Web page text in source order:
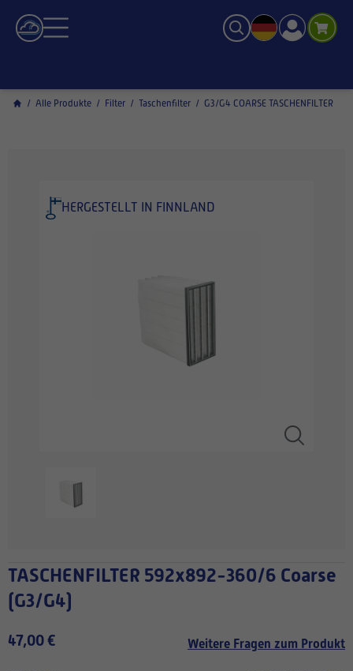
/ Alle Produkte / Filter / Taschenfilter / G3/G4 COARSE TASCHENFILTER
HERGESTELLT IN FINNLAND
TASCHENFILTER 592x892-360/6 Coarse
(G3/G4)
47,00 € Weitere Fragen zum Produkt